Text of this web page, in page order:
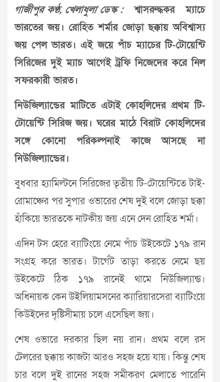
গাজীপুর কণ্ঠ, খেলাধুলা ডেস্ক :শ্বাসরুদ্ধকর ম্যাচে
ভারতের জয়। রোহিত শর্মার জোড়া ছক্কায় অবিশ্বাস্য
জয় পেল ভারত। এই জয়ে পাঁচ ম্যাচের টি-টোয়েন্টি
সিরিজের দুই ম্যাচ আগেই ট্রফি নিজেদের করে নিল
সফরকারী ভারত।
নিউজিল্যান্ডের মাটিতে এটাই কোহলিদের প্রথম টি-
টোয়েন্টি সিরিজ জয়। ঘরের মাঠে বিরাট কোহলিদের
সঙ্গে কোনো পরিকল্পনাই কাজে আসছে না
নিউজিল্যান্ডের।
বুধবার হ্যামিল্টনে সিরিজের তৃতীয় টি-টোয়েন্টিতে টাই-
রোমাঞ্চের পর সুপার ওভারের শেষ দুই বলে জোড়া ছক্কা
হাঁকিয়ে ভারতকে নাটকীয় জয় এনে দেন রোহিত শর্মা।
এদিন টস হেরে ব্যাটিংয়ে নেমে পাঁচ উইকেটে ১৭৯ রান
সংগ্রহ করে ভারত। টার্গেট তাড়া করতে নেমে ছয়
উইকেটে ঠিক ১৭৯ রানেই থামে নিউজিল্যান্ড।
অধিনায়ক কেন উইলিয়ামসনের ক্যারিয়ারসেরা ব্যাটিংয়ে
কিউইদের দৃষ্টিসীমায় চলে এসেছিল জয়।
শেষ ওভারে দরকার ছিল নয় রান। প্রথম বলে রস
টেলরের ছক্কায় কাজটা আরও সহজ হয়ে যায়। কিন্তু শেষ
চার বলে দুই রানের সহজ সমীকরণ মেলাতে পারেনি